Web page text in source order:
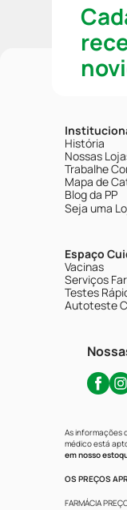
História
Nossas
Trabalhe
Mapa de
Blog da PP
Seja uma
Espaço
Vacinas
Serviços
Testes
Autoteste
As informações
médico está
em nosso
OS PREÇOS
FARMÁCIA